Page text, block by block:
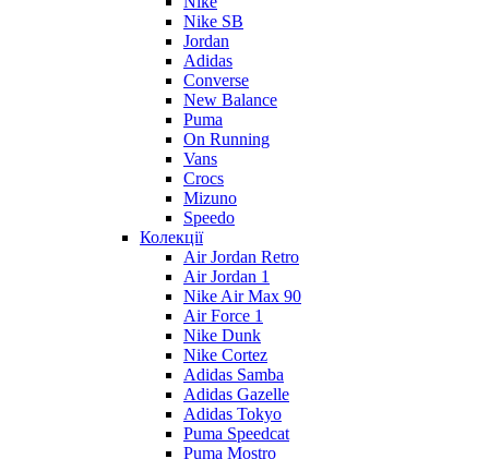
Nike SB
Jordan
Adidas
Converse
New Balance
Puma
On Running
Vans
Crocs
Mizuno
Speedo
Колекції
Air Jordan Retro
Air Jordan 1
Nike Air Max 90
Air Force 1
Nike Dunk
Nike Cortez
Adidas Samba
Adidas Gazelle
Adidas Tokyo
Puma Speedcat
Puma Mostro